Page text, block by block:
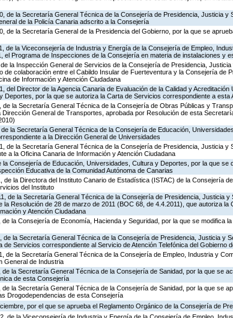
de la Secretaría General Técnica de la Consejería de Presidencia, Justicia y
de la Policía Canaria adscrito a la Consejería
de la Secretaría General de la Presidencia del Gobierno, por la que se
de la Viceconsejería de Industria y Energía de la Consejería de Empleo,
el Programa de Inspecciones de la Consejería en materia de instalaciones y
la Inspección General de Servicios de la Consejería de Presidencia,
de colaboración entre el Cabildo Insular de Fuerteventura y la Consejería de
de Información y Atención Ciudadana
del Director de la Agencia Canaria de Evaluación de la Calidad y
Deportes, por la que se autoriza la Carta de Servicios correspondiente a esta
de la Secretaría General Técnica de la Consejería de Obras Públicas y
Dirección General de Transportes, aprobada por Resolución de esta
de la Secretaría General Técnica de la Consejería de Educación,
a la Dirección General de Universidades
de la Secretaría General Técnica de la Consejería de Presidencia, Justicia y
a la Oficina Canaria de Información y Atención Ciudadana
la Consejería de Educación, Universidades, Cultura y Deportes, por la que se
Educativa de la Comunidad Autónoma de Canarias
de la Directora del Instituto Canario de Estadística (ISTAC) de la Consejería
del Instituto
de la Secretaría General Técnica de la Consejería de Presidencia, Justicia
la Resolución de 28 de marzo de 2011 (BOC 68, de 4.4.2011), que autoriza
y Atención Ciudadana
de la Consejería de Economía, Hacienda y Seguridad, por la que se modifica
de la Secretaría General Técnica de la Consejería de Presidencia, Justicia y
de Servicios correspondiente al Servicio de Atención Telefónica del Gobierno
de la Secretaría General Técnica de la Consejería de Empleo, Industria y
General de Industria
de la Secretaría General Técnica de la Consejería de Sanidad, por la que se
de esta Consejería
de la Secretaría General Técnica de la Consejería de Sanidad, por la que se
Drogodependencias de esta Consejería
por el que se aprueba el Reglamento Orgánico de la Consejería de